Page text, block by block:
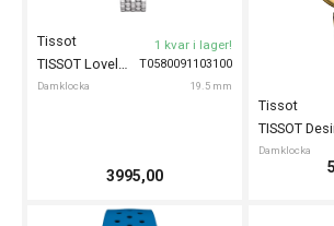
T0580091103100
Tissot
Damklocka 19.5 mm
1 kvar i lager!
3995,00
Tissot
Damklocka